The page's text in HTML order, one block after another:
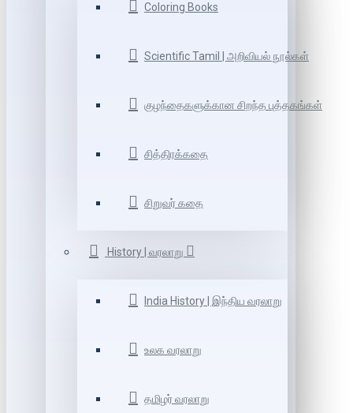
Coloring Books
Scientific Tamil | அறிவியல் நூல்கள்
குழந்தைகளுக்கான சிறந்த புத்தகங்கள்
சித்திரக்கதை
சிறுவர் கதை
History | வரலாறு
India History | இந்திய வரலாறு
உலக வரலாறு
தமிழர் வரலாறு